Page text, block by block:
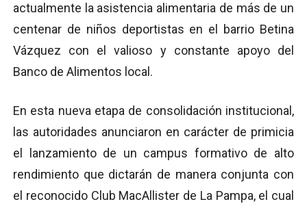
actualmente la asistencia alimentaria de más de un
centenar de niños deportistas en el barrio Betina
Vázquez con el valioso y constante apoyo del
Banco de Alimentos local.
En esta nueva etapa de consolidación institucional,
las autoridades anunciaron en carácter de primicia
el lanzamiento de un campus formativo de alto
rendimiento que dictarán de manera conjunta con
el reconocido Club MacAllister de La Pampa, el cual